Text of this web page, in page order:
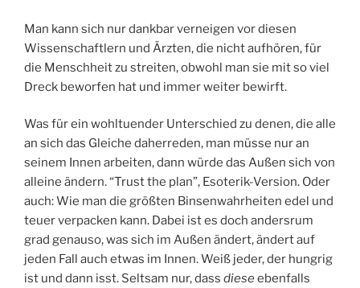
Man kann sich nur dankbar verneigen vor diesen
Wissenschaftlern und Ärzten, die nicht aufhören, für
die Menschheit zu streiten, obwohl man sie mit so viel
Dreck beworfen hat und immer weiter bewirft.
Was für ein wohltuender Unterschied zu denen, die alle
an sich das Gleiche daherreden, man müsse nur an
seinem Innen arbeiten, dann würde das Außen sich von
alleine ändern. “Trust the plan”, Esoterik-Version. Oder
auch: Wie man die größten Binsenwahrheiten edel und
teuer verpacken kann. Dabei ist es doch andersrum
grad genauso, was sich im Außen ändert, ändert auf
jeden Fall auch etwas im Innen. Weiß jeder, der hungrig
ist und dann isst. Seltsam nur, dass dieseebenfalls